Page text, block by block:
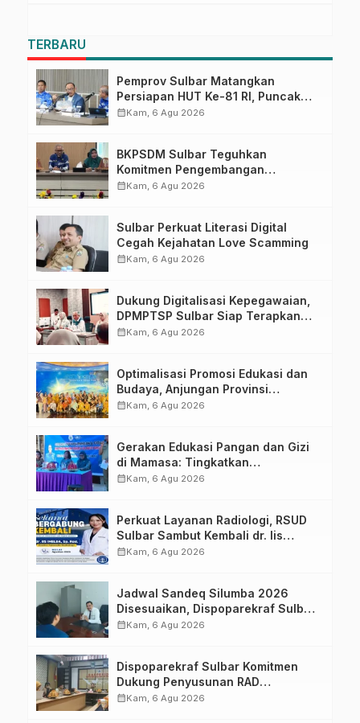
TERBARU
Pemprov Sulbar Matangkan
Persiapan HUT Ke-81 RI, Puncak
Upacara di Lapangan Ahmad
calendar_monthKam, 6 Agu 2026
BKPSDM Sulbar Teguhkan
Komitmen Pengembangan
Kompetensi ASN melalui
calendar_monthKam, 6 Agu 2026
Sulbar Perkuat Literasi Digital
Cegah Kejahatan Love Scamming
calendar_monthKam, 6 Agu 2026
Dukung Digitalisasi Kepegawaian,
DPMPTSP Sulbar Siap Terapkan
Aplikasi FLEKSI ASN
calendar_monthKam, 6 Agu 2026
Optimalisasi Promosi Edukasi dan
Budaya, Anjungan Provinsi
Sulawesi Barat Perkuat Kolaborasi
calendar_monthKam, 6 Agu 2026
Gerakan Edukasi Pangan dan Gizi
di Mamasa: Tingkatkan
Pengetahuan dan Keterampilan
calendar_monthKam, 6 Agu 2026
Perkuat Layanan Radiologi, RSUD
Sulbar Sambut Kembali dr. Iis
Imelda, Sp.Rad
calendar_monthKam, 6 Agu 2026
Jadwal Sandeq Silumba 2026
Disesuaikan, Dispoparekraf Sulbar
Pastikan Persiapan Tetap
calendar_monthKam, 6 Agu 2026
Dispoparekraf Sulbar Komitmen
Dukung Penyusunan RAD
TPB/SDGs Sulawesi Barat
calendar_monthKam, 6 Agu 2026